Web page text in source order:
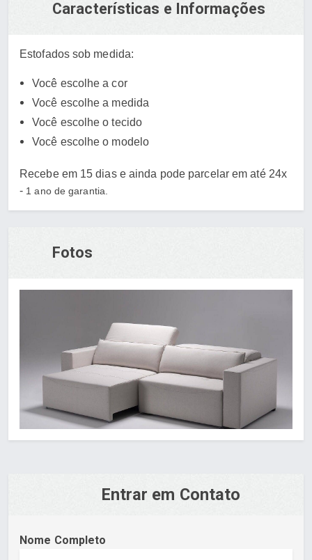
Características e Informações
Estofados sob medida:
Você escolhe a cor
Você escolhe a medida
Você escolhe o tecido
Você escolhe o modelo
Recebe em 15 dias e ainda pode parcelar em até 24x
- 1 ano de garantia.
Fotos
Entrar em Contato
Nome Completo